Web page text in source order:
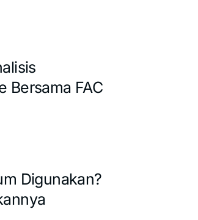
Bersama FAC
Digunakan?